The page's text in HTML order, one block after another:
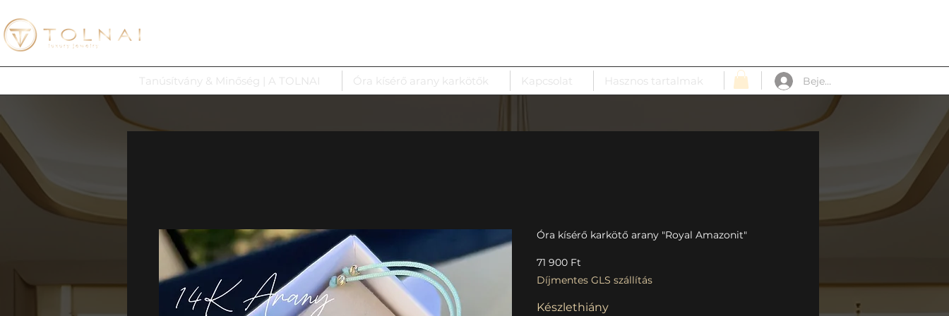
Tanúsítvány & Minőség | A TOLNAI Óra kísérő arany karkötők Kapcsolat Hasznos tartalmak Bejelentkezés
Óra kísérő karkötő arany "Royal Amazonit"
71 900 Ft
Díjmentes GLS szállítás
Készlethiány